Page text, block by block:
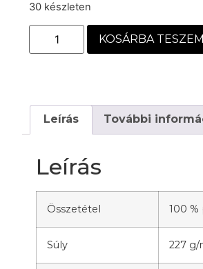
30 készleten
KOSÁRBA TESZEM
Leírás További
Leírás
Összetétel 100
Súly 227 g/